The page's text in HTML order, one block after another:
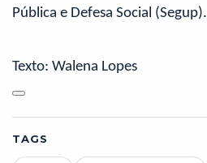
Pública e Defesa Social (Segup).
Texto: Walena Lopes
TAGS